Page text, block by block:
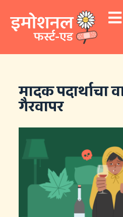
k
i
o
मादक पदार्थाचा
गैरवापर